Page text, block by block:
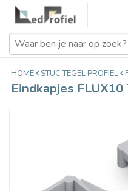
Eindkapjes
twee stuks
€2,95
HOME STUC TEGEL PROFIEL
Eindkapjes